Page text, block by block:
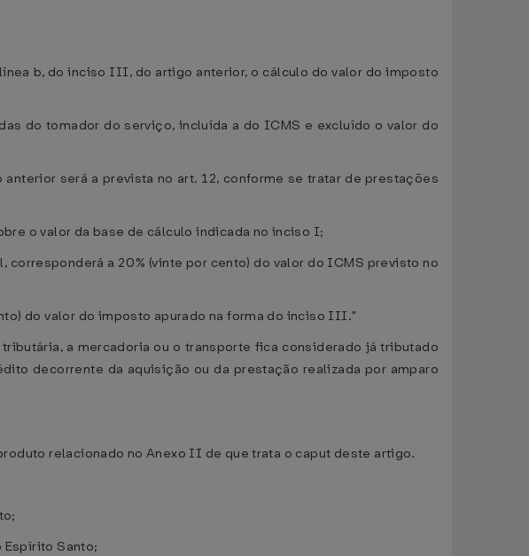
b, do inciso III, do artigo anterior, o cálculo do valor do imposto
do tomador do serviço, incluída a do ICMS e excluído o valor do
será a prevista no art. 12, conforme se tratar de prestações
o valor da base de cálculo indicada no inciso I;
a 20% (vinte por cento) do valor do ICMS previsto no
do valor do imposto apurado na forma do inciso III."
a mercadoria ou o transporte fica considerado já tributado
decorrente da aquisição ou da prestação realizada por amparo
relacionado no Anexo II de que trata o caput deste artigo.
Santo;